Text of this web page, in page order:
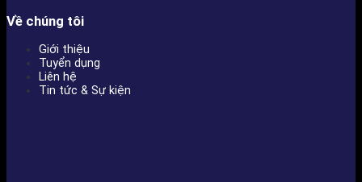
Về chúng tôi
Giới thiệu
Tuyển dụng
Liên hệ
Tin tức & Sự kiện